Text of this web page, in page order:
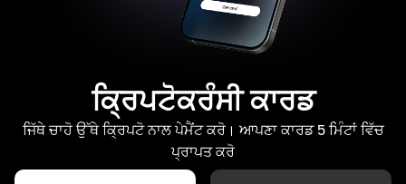
ਕ੍ਰਿਪਟੋਕਰੰਸੀ ਕਾਰਡ
ਜਿੱਥੇ ਚਾਹੋ ਉੱਥੇ ਕ੍ਰਿਪਟੋ ਨਾਲ ਪੇਮੈਂਟ ਕਰੋ। ਆਪਣਾ ਕਾਰਡ 5 ਮਿੰਟਾਂ ਵਿੱਚ
ਪ੍ਰਾਪਤ ਕਰੋ